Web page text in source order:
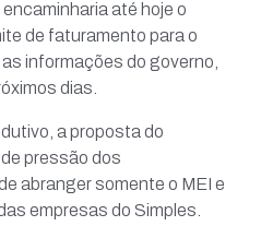
até hoje o
de faturamento para o
informações do governo,
dias.
a proposta do
pressão dos
abranger somente o MEI e
empresas do Simples.